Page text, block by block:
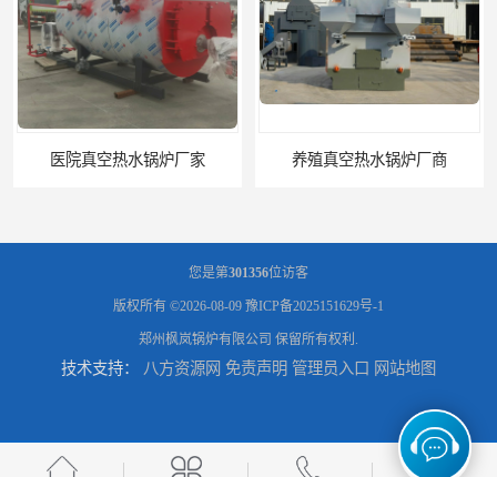
医院真空热水锅炉厂家 养殖真空热水锅炉厂商
天然气真空炉厂家 湿背式真空热水锅炉厂商
您是第301356位访客
版权所有 ©2026-08-09 豫ICP备2025151629号-1
郑州枫岚锅炉有限公司 保留所有权利.
技术支持： 八方资源网 免责声明 管理员入口 网站地图